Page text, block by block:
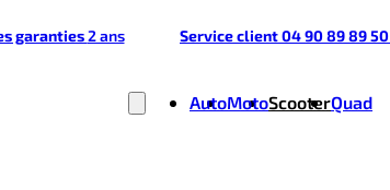
garanties2 ans Service client 04 90 89 89 50
AutoMotoScooterQuad